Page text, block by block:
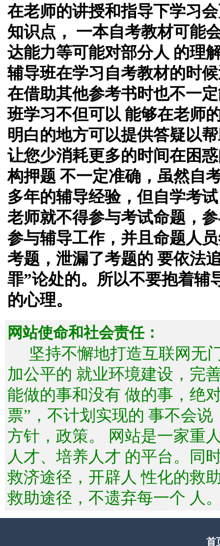
在老师的讲授和指导下学习
知识点， 一本自考教材可能
达能力等可能对部分人 的理
辅导班在学习自考教材的时
在借助其他参考书时也不一
班学习不但可以 能够在老师
明白的地方可以提供答疑以
让您少消耗更多的时间在困
构押题 不一定准确，虽然自
多年的辅导经验，但自学考
老师就不得参与考试命题，
参与辅导工作，并且命题人
考题，泄漏了考题的 要依法
罪”论处的。所以不要抱着辅
的心理。
网站使命和社会责任：
坚持不懈地打造互联网无
加公平的 就业环境建设，完
能做的事和没有 做的事，绝
票”，不计划实现的 事不会
方针，政策。 网站是一家重
人才、培养人才 的平台。同
救济途径，开辟人 性化的救
救助途径，不遗弃每一个 人
首